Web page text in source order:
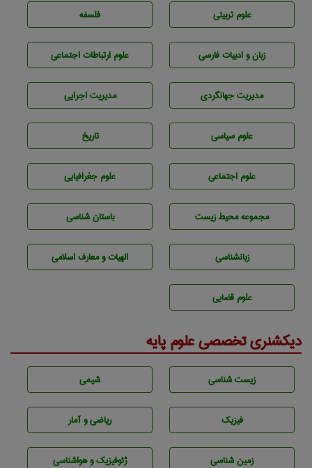
علوم تربيتی فلسفه
زبان و ادبيات فارسی علوم ارتباطات اجتماعی
مديريت جهانگردی مديريت اجرايی
علوم سياسی تاريخ
علوم اجتماعی علوم جغرافيايی
مجموعه محيط زيست باستان شناسی
زبانشناسی الهیات و معارف اسلامی
علوم قضایی
دیکشنری تخصصی علوم پایه
زيست شناسی شيمی
فیزیک ریاضی و آمار
زمين شناسی ژئوفيزيك و هواشناسی